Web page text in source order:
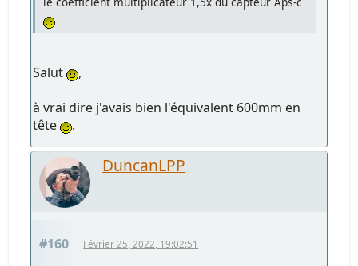
Salut
,
à vrai dire j'avais bien l'équivalent 600mm en
tête
.
DuncanLPP
#160 Février 25, 2022, 19:02:51